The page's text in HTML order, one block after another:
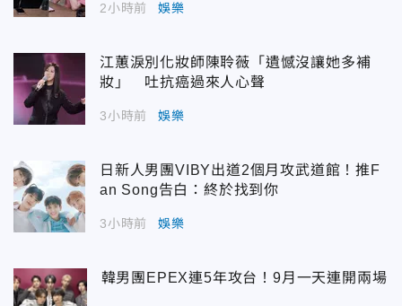
2小時前 娛樂
江蕙淚別化妝師陳聆薇「遺憾沒讓她多補
妝」 吐抗癌過來人心聲
3小時前 娛樂
日新人男團VIBY出道2個月攻武道館！推F
an Song告白：終於找到你
3小時前 娛樂
韓男團EPEX連5年攻台！9月一天連開兩場